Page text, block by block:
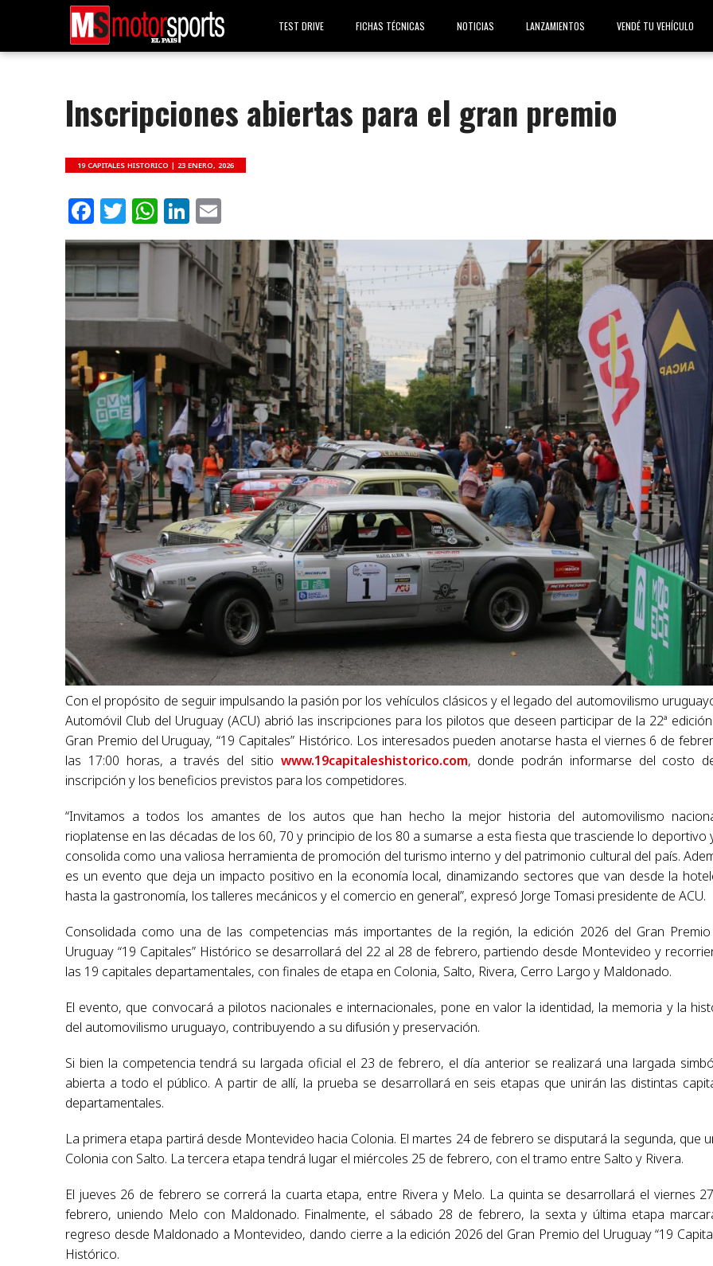
TEST DRIVE FICHAS TÉCNICAS NOTICIAS LANZAMIENTOS VENDÉ TU VEHÍCULO
Inscripciones abiertas para el gran premio
19 CAPITALES HISTORICO |23 ENERO, 2026
Facebook
Twitter
WhatsApp
LinkedIn
Con el propósito de seguir impulsando la pasión por los vehículos clásicos y el legado del automovilismo
Automóvil Club del Uruguay (ACU) abrió las inscripciones para los pilotos que deseen participar de la 22ª
Gran Premio del Uruguay, “19 Capitales” Histórico. Los interesados pueden anotarse hasta el viernes 6 de
las 17:00 horas, a través del sitio www.19capitaleshistorico.com, donde podrán informarse del costo
inscripción y los beneficios previstos para los competidores.
“Invitamos a todos los amantes de los autos que han hecho la mejor historia del automovilismo
rioplatense en las décadas de los 60, 70 y principio de los 80 a sumarse a esta fiesta que trasciende lo deportivo
consolida como una valiosa herramienta de promoción del turismo interno y del patrimonio cultural del país.
es un evento que deja un impacto positivo en la economía local, dinamizando sectores que van desde la
hasta la gastronomía, los talleres mecánicos y el comercio en general”, expresó Jorge Tomasi presidente de ACU.
Consolidada como una de las competencias más importantes de la región, la edición 2026 del Gran
Uruguay “19 Capitales” Histórico se desarrollará del 22 al 28 de febrero, partiendo desde Montevideo y
las 19 capitales departamentales, con finales de etapa en Colonia, Salto, Rivera, Cerro Largo y Maldonado.
El evento, que convocará a pilotos nacionales e internacionales, pone en valor la identidad, la memoria y la
del automovilismo uruguayo, contribuyendo a su difusión y preservación.
Si bien la competencia tendrá su largada oficial el 23 de febrero, el día anterior se realizará una largada
abierta a todo el público. A partir de allí, la prueba se desarrollará en seis etapas que unirán las distintas
departamentales.
La primera etapa partirá desde Montevideo hacia Colonia. El martes 24 de febrero se disputará la segunda, que
Colonia con Salto. La tercera etapa tendrá lugar el miércoles 25 de febrero, con el tramo entre Salto y Rivera.
El jueves 26 de febrero se correrá la cuarta etapa, entre Rivera y Melo. La quinta se desarrollará el viernes
febrero, uniendo Melo con Maldonado. Finalmente, el sábado 28 de febrero, la sexta y última etapa
regreso desde Maldonado a Montevideo, dando cierre a la edición 2026 del Gran Premio del Uruguay “19
Histórico.